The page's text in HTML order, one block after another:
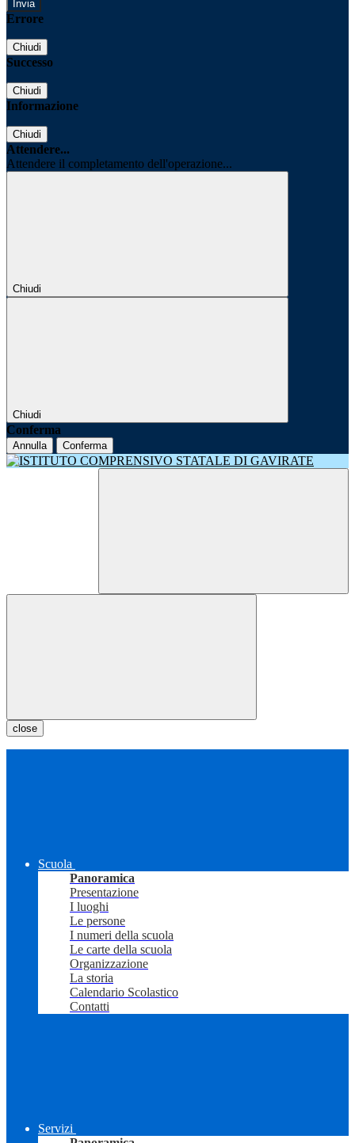
Errore
Chiudi
Successo
Chiudi
Informazione
Chiudi
Attendere...
Attendere il completamento dell'operazione...
Chiudi
Chiudi
Conferma
Annulla Conferma
close
Scuola
Panoramica
Presentazione
I luoghi
Le persone
I numeri della scuola
Le carte della scuola
Organizzazione
La storia
Calendario Scolastico
Contatti
Servizi